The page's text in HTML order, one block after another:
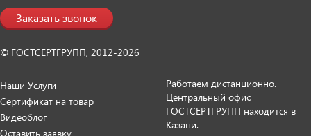
Заказать звонок
© ГОСТСЕРТГРУПП, 2012-2026
Наши Услуги
Сертификат на товар
Видеоблог
Оставить заявку
Работаем дистанционно.
Центральный офис
ГОСТСЕРТГРУПП находится в
Казани.